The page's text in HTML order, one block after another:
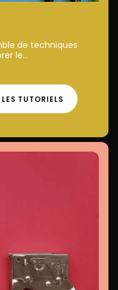
de techniques
le...
TUTORIELS